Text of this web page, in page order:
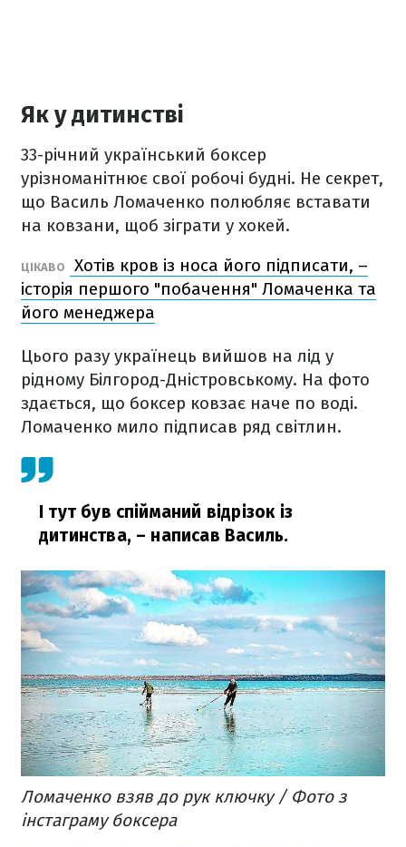
Як у дитинстві
33-річний український боксер
урізноманітнює свої робочі будні. Не секрет,
що Василь Ломаченко полюбляє вставати
на ковзани, щоб зіграти у хокей.
ЦІКАВО
Хотів кров із носа його підписати, –
історія першого "побачення" Ломаченка та
його менеджера
Цього разу українець вийшов на лід у
рідному Білгород-Дністровському. На фото
здається, що боксер ковзає наче по воді.
Ломаченко мило підписав ряд світлин.
І тут був спійманий відрізок із
дитинства, – написав Василь.
Ломаченко взяв до рук ключку / Фото з
інстаграму боксера